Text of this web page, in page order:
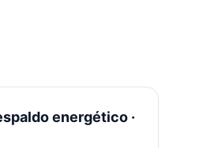
energético ·